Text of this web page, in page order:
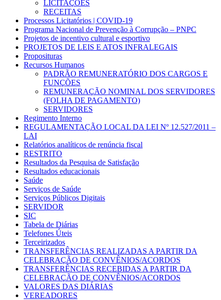
LICITAÇÕES
RECEITAS
Processos Licitatórios | COVID-19
Programa Nacional de Prevenção à Corrupção – PNPC
Projetos de incentivo cultural e esportivo
PROJETOS DE LEIS E ATOS INFRALEGAIS
Proposituras
Recursos Humanos
PADRÃO REMUNERATÓRIO DOS CARGOS E
FUNÇÕES
REMUNERAÇÃO NOMINAL DOS SERVIDORES
(FOLHA DE PAGAMENTO)
SERVIDORES
Regimento Interno
REGULAMENTAÇÃO LOCAL DA LEI Nº 12.527/2011 –
LAI
Relatórios analíticos de renúncia fiscal
RESTRITO
Resultados da Pesquisa de Satisfação
Resultados educacionais
Saúde
Serviços de Saúde
Serviços Públicos Digitais
SERVIDOR
SIC
Tabela de Diárias
Telefones Úteis
Terceirizados
TRANSFERÊNCIAS REALIZADAS A PARTIR DA
CELEBRAÇÃO DE CONVÊNIOS/ACORDOS
TRANSFERÊNCIAS RECEBIDAS A PARTIR DA
CELEBRAÇÃO DE CONVÊNIOS/ACORDOS
VALORES DAS DIÁRIAS
VEREADORES